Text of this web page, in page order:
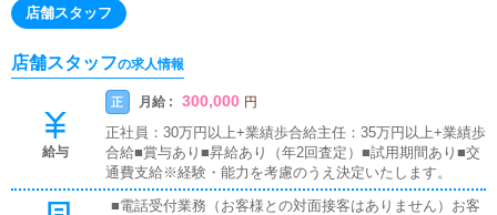
店舗スタッフ
店舗スタッフの求人情報
給与
正 月給 : 300,000 円
正社員：30万円以上+業績歩合給主任：35万円以上+業績歩
合給■賞与あり■昇給あり（年2回査定）■試用期間あり■交
通費支給※経験・能力を考慮のうえ決定いたします。
■電話受付業務（お客様との対面接客はありません）お客